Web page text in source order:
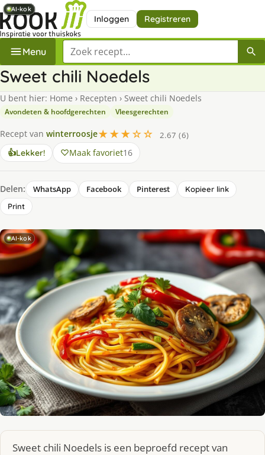
Inloggen Registreren
Menu Zoek een recept
Sweet chili Noedels
U bent hier: Home › Recepten › Sweet chili Noedels
Avondeten & hoofdgerechten Vleesgerechten
Recept van winterroosje★★★☆☆
2.67 (6)
👍Lekker! Maak favoriet16
Delen: WhatsApp Facebook Pinterest
Kopieer link
Print
AI-kok
Sweet chili Noedels is een beproefd recept van
AI-kok
AI-kok
AI-kok
AI-kok
AI-kok
AI-kok
AI-kok